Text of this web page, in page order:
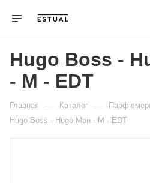
Hugo Boss -
- M - EDT
Главная — Каталог —
Hugo Boss - Hugo Man - M - EDT